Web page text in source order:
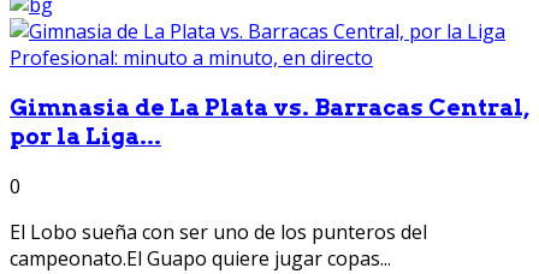
Gimnasia de La Plata vs. Barracas Central,
por la Liga...
0
El Lobo sueña con ser uno de los punteros del
campeonato.El Guapo quiere jugar copas...